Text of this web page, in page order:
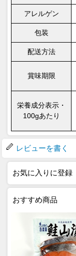
アレルゲン
包装
配送方法
賞味期限
栄養成分表示・
100gあたり
レビューを書く
お気に入りに登録
おすすめ商品